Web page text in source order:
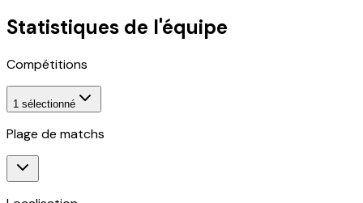
Statistiques de l'équipe
Compétitions
1 sélectionné
Plage de matchs